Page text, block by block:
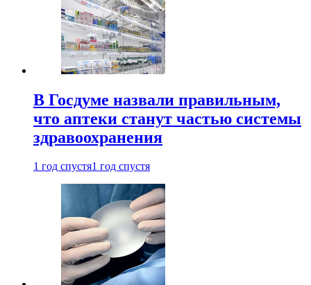
В Госдуме назвали правильным,
что аптеки станут частью системы
здравоохранения
1 год спустя1 год спустя